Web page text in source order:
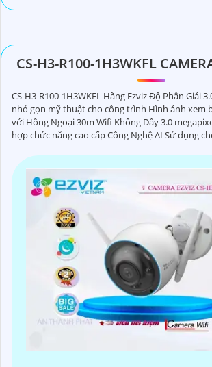
CS-H3-R100-1H3WKFL
CS-H3-R100-1H3WKFL Hãng Ezviz Độ Phân Giải
nhỏ gọn mỹ thuật cho công trình Hình ảnh xem
với Hồng Ngoại 30m Wifi Không Dây 3.0
hợp chức năng cao cấp Công Nghệ AI Sử dụng